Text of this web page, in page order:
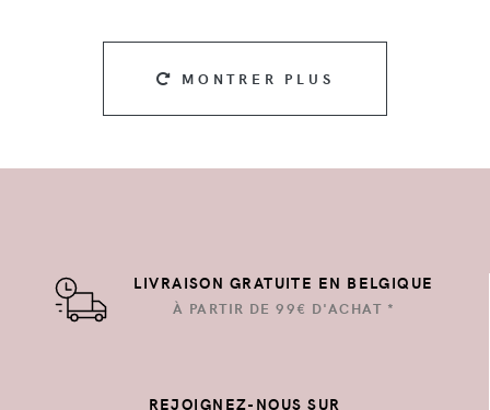
MONTRER PLUS
LIVRAISON GRATUITE EN BELGIQUE
À PARTIR DE 99€ D'ACHAT *
REJOIGNEZ-NOUS SUR